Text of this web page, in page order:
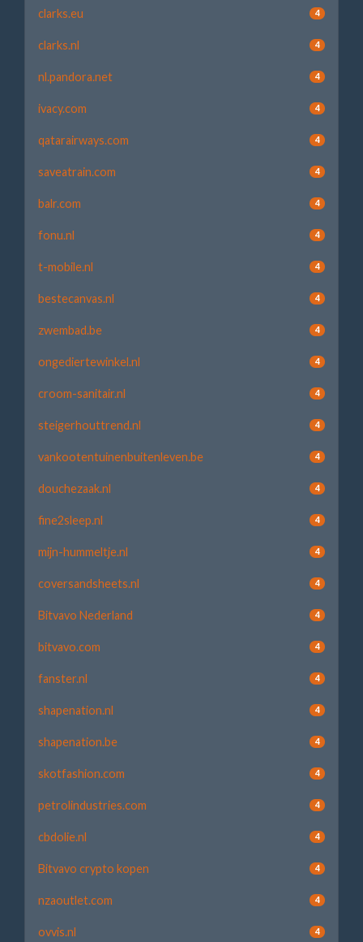
clarks.eu 4
clarks.nl 4
nl.pandora.net 4
ivacy.com 4
qatarairways.com 4
saveatrain.com 4
balr.com 4
fonu.nl 4
t-mobile.nl 4
bestecanvas.nl 4
zwembad.be 4
ongediertewinkel.nl 4
croom-sanitair.nl 4
steigerhouttrend.nl 4
vankootentuinenbuitenleven.be 4
douchezaak.nl 4
fine2sleep.nl 4
mijn-hummeltje.nl 4
coversandsheets.nl 4
Bitvavo Nederland 4
bitvavo.com 4
fanster.nl 4
shapenation.nl 4
shapenation.be 4
skotfashion.com 4
petrolindustries.com 4
cbdolie.nl 4
Bitvavo crypto kopen 4
nzaoutlet.com 4
ovvis.nl 4